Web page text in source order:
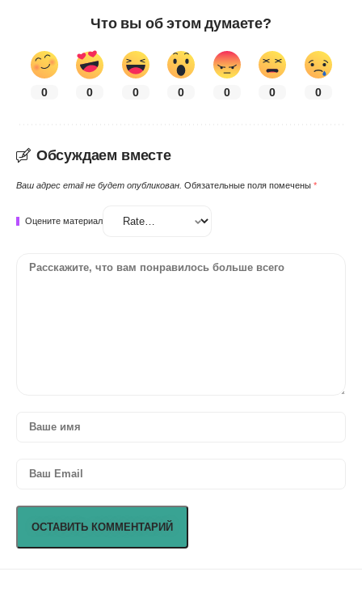
Что вы об этом думаете?
0 0 0 0 0 0 0
Обсуждаем вместе
Ваш адрес email не будет опубликован. Обязательные поля помечены *
Оцените материал